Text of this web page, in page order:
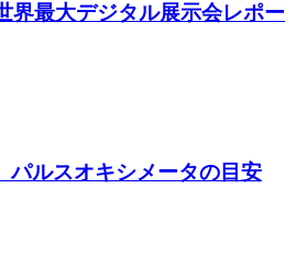
界最大デジタル展示会レポー
パルスオキシメータの目安